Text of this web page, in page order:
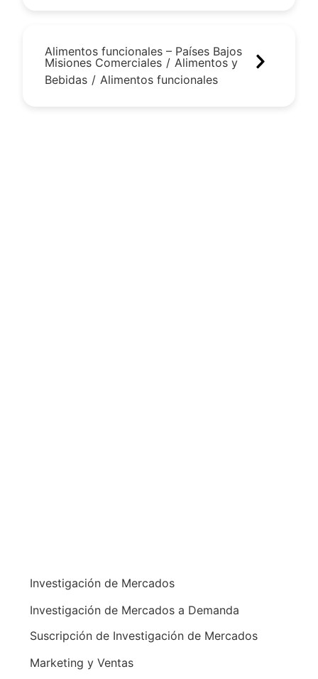
Alimentos funcionales – Países Bajos
Misiones Comerciales / Alimentos y
Bebidas / Alimentos funcionales
Investigación de Mercados
Investigación de Mercados a Demanda
Suscripción de Investigación de Mercados
Marketing y Ventas